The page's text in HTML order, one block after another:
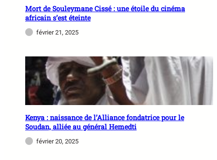
Mort de Souleymane Cissé : une étoile du cinéma
africain s’est éteinte
février 21, 2025
Kenya : naissance de l’Alliance fondatrice pour le
Soudan, alliée au général Hemedti
février 20, 2025